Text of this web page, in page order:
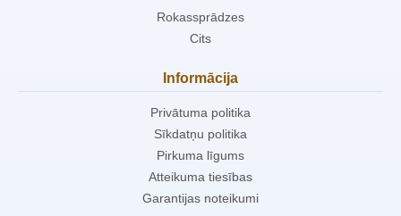
Rokassprādzes
Cits
Informācija
Privātuma politika
Sīkdatņu politika
Pirkuma līgums
Atteikuma tiesības
Garantijas noteikumi